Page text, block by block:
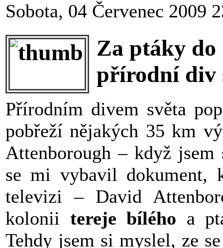
Sobota, 04 Červenec 2009
Za ptáky do
přírodní div
Přírodním divem světa
pobřeží nějakých 35 km
Attenborough – když
se mi vybavil dokument,
televizi – David
kolonii tereje bílého a
Tehdy jsem si myslel, ze